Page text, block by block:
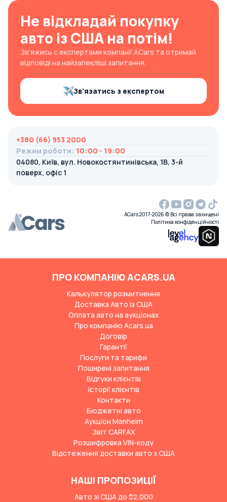
Не відкладай покупку
авто із США на потім!
Зв’яжись с експертами компанії ACars та отримай
відповіді на найзапекліші запитання.
Зв’язатись з експертом
+380 (66) 953 2000
Режим роботи: 10:00 - 19:00
04080, Київ, вул. Новокостянтинівська, 1В, 3-й
поверх, офіс 1
ACars 2017-2026 © Всі права захищені
Політика конфіденційності
ПРО КОМПАНІЮ ACARS.UA
Калькулятор розмитнення
Доставка Авто із США
Оплата авто на аукціонах
Про компанію Acars.ua
Договір
Гарантії
Послуги та тарифи
Поширені запитання
Відгуки клієнтів
Історії клієнтів
Контакти
Бюджетні авто
Аукціон Manheim
Звіт CARFAX
Розшифровка VIN-коду
Відстеження доставки авто з США
НАШІ ПРОПОЗИЦІЇ
Авто зі США до $2,000